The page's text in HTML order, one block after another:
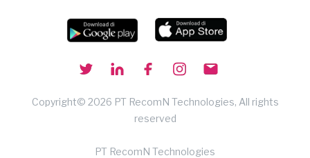
Copyright© 2026 PT RecomN Technologies, All rights
reserved
PT RecomN Technologies